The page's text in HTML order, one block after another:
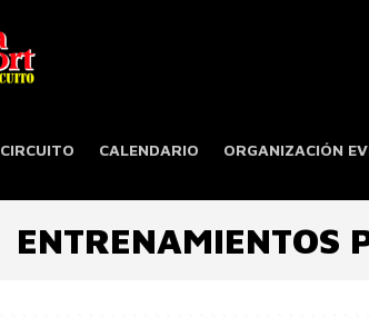
CIRCUITO CALENDARIO ORGANIZACIÓN
ENTRENAMIENTOS